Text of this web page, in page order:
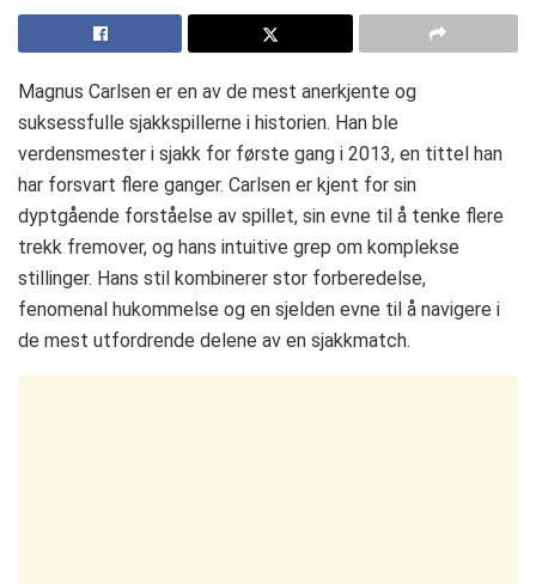
Magnus Carlsen er en av de mest anerkjente og
suksessfulle sjakkspillerne i historien. Han ble
verdensmester i sjakk for første gang i 2013, en tittel han
har forsvart flere ganger. Carlsen er kjent for sin
dyptgående forståelse av spillet, sin evne til å tenke flere
trekk fremover, og hans intuitive grep om komplekse
stillinger. Hans stil kombinerer stor forberedelse,
fenomenal hukommelse og en sjelden evne til å navigere i
de mest utfordrende delene av en sjakkmatch.